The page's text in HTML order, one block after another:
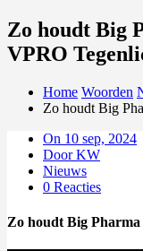
Zo houdt Big
VPRO
Home Woorden
Zo houdt Big
On 10 sep, 2024
Door KW
Nieuws
0 Reacties
Zo houdt Big